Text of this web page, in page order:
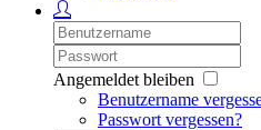
Angemeldet bleiben
Benutzername
Passwort vergessen?